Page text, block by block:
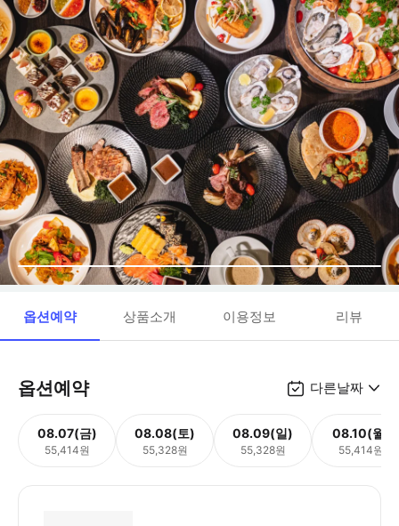
옵션예약 상품소개 이용정보 리뷰
옵션예약 다른날짜
08.07(금)
55,414원
08.08(토)
55,328원
08.09(일)
55,328원
08.10(월)
55,414원